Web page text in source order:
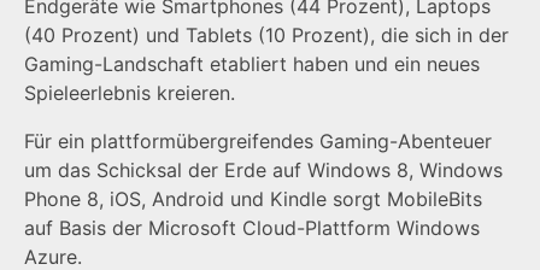
Endgeräte wie Smartphones (44 Prozent), Laptops
(40 Prozent) und Tablets (10 Prozent), die sich in der
Gaming-Landschaft etabliert haben und ein neues
Spieleerlebnis kreieren.
Für ein plattformübergreifendes Gaming-Abenteuer
um das Schicksal der Erde auf Windows 8, Windows
Phone 8, iOS, Android und Kindle sorgt MobileBits
auf Basis der Microsoft Cloud-Plattform Windows
Azure.